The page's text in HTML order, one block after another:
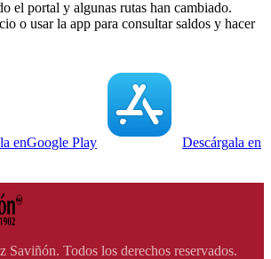
el portal y algunas rutas han cambiado.
o usar la app para consultar saldos y hacer
enGoogle Play
Descárgala en
Todos los derechos reservados.